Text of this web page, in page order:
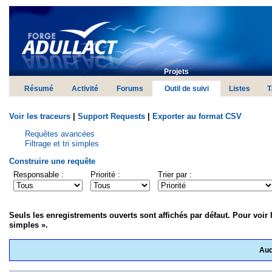
Projets
Résumé Activité Forums Outil de suivi Listes
Voir les traceurs | Support Requests | Exporter au format CSV
Requêtes avancées
Filtrage et tri simples
Construire une requête
Responsable :
Priorité : Trier par :
Seuls les enregistrements ouverts sont affichés par défaut. Pour
simples ».